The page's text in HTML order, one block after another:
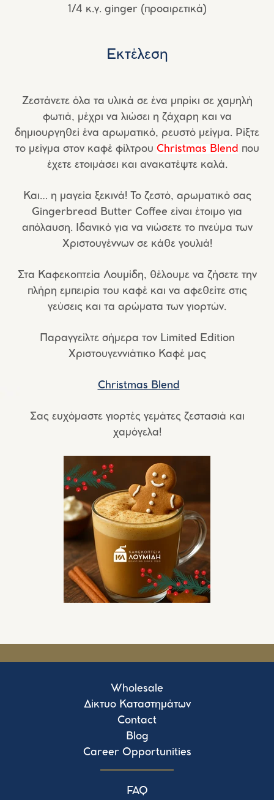
1/4 κ.γ. ginger (προαιρετικά)
Εκτέλεση
Ζεστάνετε όλα τα υλικά σε ένα μπρίκι σε χαμηλή
φωτιά, μέχρι να λιώσει η ζάχαρη και να
δημιουργηθεί ένα αρωματικό, ρευστό μείγμα. Ρίξτε
το μείγμα στον καφέ φίλτρου Christmas Blend που
έχετε ετοιμάσει και ανακατέψτε καλά.
Και… η μαγεία ξεκινά! Το ζεστό, αρωματικό σας
Gingerbread Butter Coffee είναι έτοιμο για
απόλαυση. Ιδανικό για να νιώσετε το πνεύμα των
Χριστουγέννων σε κάθε γουλιά!
Στα Καφεκοπτεία Λουμίδη, θέλουμε να ζήσετε την
πλήρη εμπειρία του καφέ και να αφεθείτε στις
γεύσεις και τα αρώματα των γιορτών.
Παραγγείλτε σήμερα τον Limited Edition
Χριστουγεννιάτικο Καφέ μας
Christmas Blend
Σας ευχόμαστε γιορτές γεμάτες ζεστασιά και
χαμόγελα!
Wholesale
Δίκτυο Καταστημάτων
Contact
Blog
Career Opportunities
FAQ